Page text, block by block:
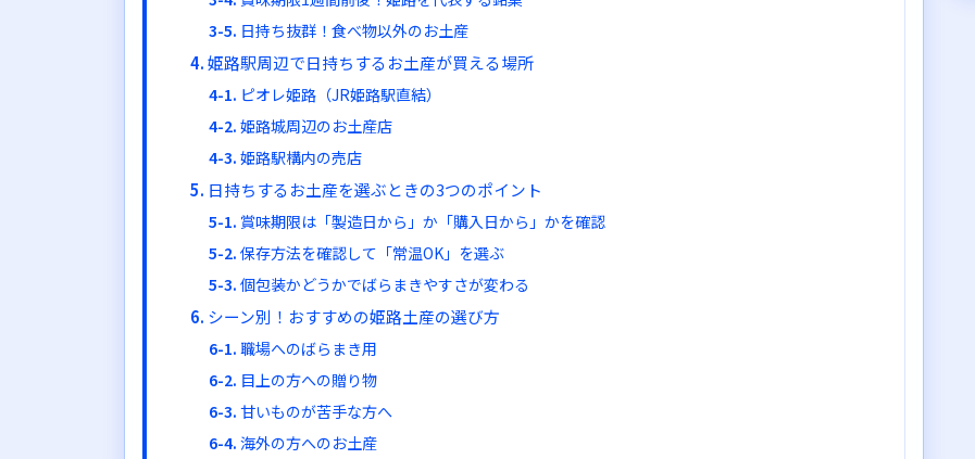
日持ち抜群！食べ物以外のお土産
姫路駅周辺で日持ちするお土産が買える場所
ピオレ姫路（JR姫路駅直結）
姫路城周辺のお土産店
姫路駅構内の売店
日持ちするお土産を選ぶときの3つのポイント
賞味期限は「製造日から」か「購入日から」かを確認
保存方法を確認して「常温OK」を選ぶ
個包装かどうかでばらまきやすさが変わる
シーン別！おすすめの姫路土産の選び方
職場へのばらまき用
目上の方への贈り物
甘いものが苦手な方へ
海外の方へのお土産